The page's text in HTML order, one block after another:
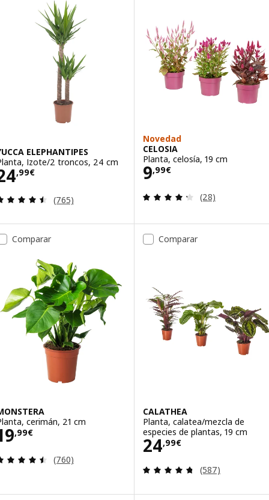
ELEPHANTIPES
Izote/2 troncos, 24 cm
,99€ 24,99€
Revisa: 4.5 de 5 estrellas. Total opiniones:
(765)
Novedad
CELOSIA
Planta, celosía, 19 cm
9,99€
Precio 9,99€
Revisa: 4.3 de
(28)
Comparar
cerimán, 21 cm
,99€ 19,99€
Revisa: 4.5 de 5 estrellas. Total opiniones:
(760)
Comparar
CALATHEA
Planta, calatea/mezcla de
especies de plantas, 19 cm
24,99€
Precio 24,99€
Revisa: 4.7 de
(587)